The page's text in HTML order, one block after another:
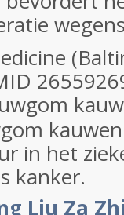
in het
kanker.
Liu Za